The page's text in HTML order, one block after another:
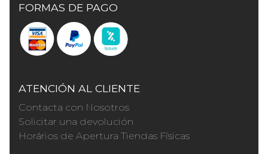
FORMAS DE PAGO
ATENCIÓN AL CLIENTE
Contacta con Nosotros
Solicitar una devolución
Horários de Apertura Tiendas Físicas